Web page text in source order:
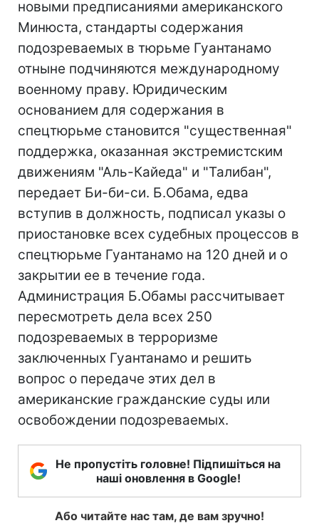
новыми предписаниями американского
Минюста, стандарты содержания
подозреваемых в тюрьме Гуантанамо
отныне подчиняются международному
военному праву. Юридическим
основанием для содержания в
спецтюрьме становится "существенная"
поддержка, оказанная экстремистским
движениям "Аль-Кайеда" и "Талибан",
передает Би-би-си. Б.Обама, едва
вступив в должность, подписал указы о
приостановке всех судебных процессов в
спецтюрьме Гуантанамо на 120 дней и о
закрытии ее в течение года.
Администрация Б.Обамы рассчитывает
пересмотреть дела всех 250
подозреваемых в терроризме
заключенных Гуантанамо и решить
вопрос о передаче этих дел в
американские гражданские суды или
освобождении подозреваемых.
Не пропустіть головне! Підпишіться на
наші оновлення в Google!
Або читайте нас там, де вам зручно!